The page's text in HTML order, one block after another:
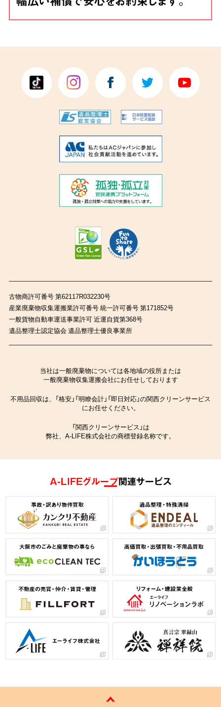
古物商許可番号 第62117R032230号
産業廃棄物収集運搬業許可番号 統一許可番号 第171852号
一般貨物自動車運送事業許可 近運自貨第368号
遺品整理士認定協会 遺品整理士優良事業所
当社は一般廃棄物については各地域の役所または
一般廃棄物収集運搬会社にお任せしております
不用品回収は、「格安」「明瞭会計」「即日対応」の関西クリーンサービス
にお任せください。
「関西クリーンサービス」は
弊社、A-LIFE株式会社の商標登録名称です。
A-LIFEグループ関連サービス